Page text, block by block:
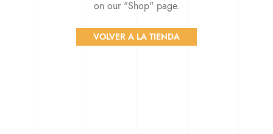
on our "Shop" page.
VOLVER A LA TIENDA